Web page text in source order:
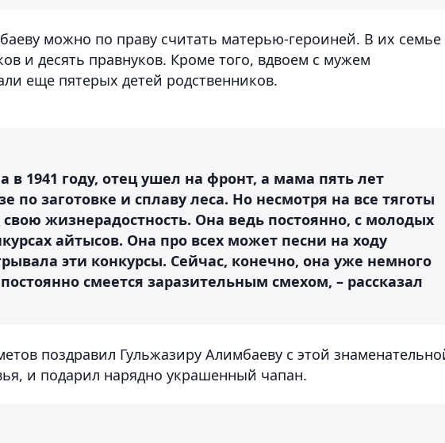
можно по праву считать матерью-героиней. В их семье
и десять правнуков. Кроме того, вдвоем с мужем
еще пятерых детей родственников.
в 1941 году, отец ушел на фронт, а мама пять лет
по заготовке и сплаву леса. Но несмотря на все тяготы
жизнерадостность. Она ведь постоянно, с молодых
айтысов. Она про всех может песни на ходу
эти конкурсы. Сейчас, конечно, она уже немного
смеется заразительным смехом, – рассказал
поздравил Гульжазиру Алимбаеву с этой
и подарил нарядно украшенный чапан.